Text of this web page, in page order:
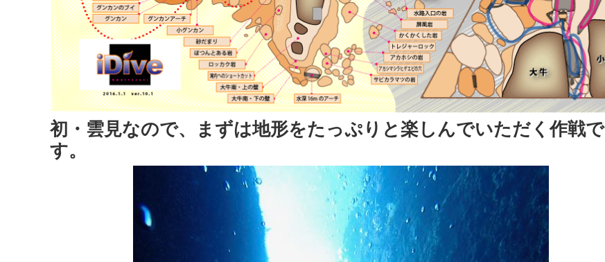
初・雲見なので、まずは地形をたっぷりと楽しんでいただく作戦で
す。